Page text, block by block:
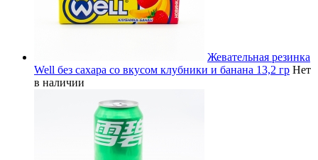
Жевательная резинка
Well без сахара со вкусом клубники и банана 13,2 гр Нет
в наличии